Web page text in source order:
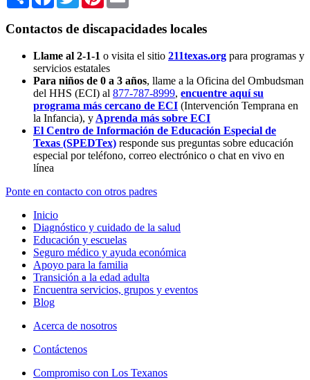
Contactos de discapacidades locales
Llame al 2-1-1 o visita el sitio 211texas.org para programas y
servicios estatales
Para niños de 0 a 3 años, llame a la Oficina del Ombudsman
del HHS (ECI) al 877-787-8999, encuentre aquí su
programa más cercano de ECI (Intervención Temprana en
la Infancia), y Aprenda más sobre ECI
El Centro de Información de Educación Especial de
Texas (SPEDTex) responde sus preguntas sobre educación
especial por teléfono, correo electrónico o chat en vivo en
línea
Ponte en contacto con otros padres
Inicio
Diagnóstico y cuidado de la salud
Educación y escuelas
Seguro médico y ayuda económica
Apoyo para la familia
Transición a la edad adulta
Encuentra servicios, grupos y eventos
Blog
Acerca de nosotros
Contáctenos
Compromiso con Los Texanos